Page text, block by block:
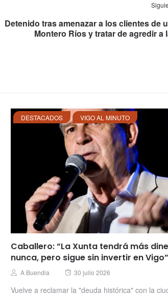
Detenido tras amenazar a los clientes de
Montero Ríos y tratar de agredir a
DESTACADOS VIGO AL MINUTO
Caballero: “La Xunta tendrá más
nunca, pero sigue sin invertir en Vigo”
Author
A Buendia
Posted
30 julio 2026
Vuelve a reclamar la "deuda histórica" con la